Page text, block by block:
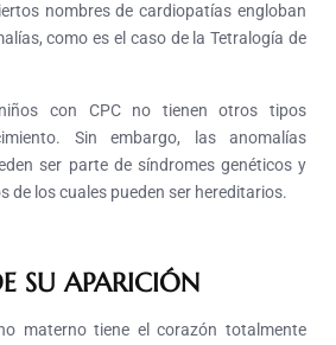
nombres de cardiopatías engloban
como es el caso de la Tetralogía de
con CPC no tienen otros tipos
Sin embargo, las anomalías
ser parte de síndromes genéticos y
de los cuales pueden ser hereditarios.
SU APARICIÓN
materno tiene el corazón totalmente